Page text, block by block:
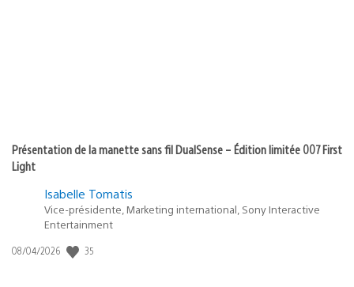
Présentation de la manette sans fil DualSense – Édition limitée 007 First
Light
Isabelle Tomatis
Vice-présidente, Marketing international, Sony Interactive
Entertainment
Date
08/04/2026 35